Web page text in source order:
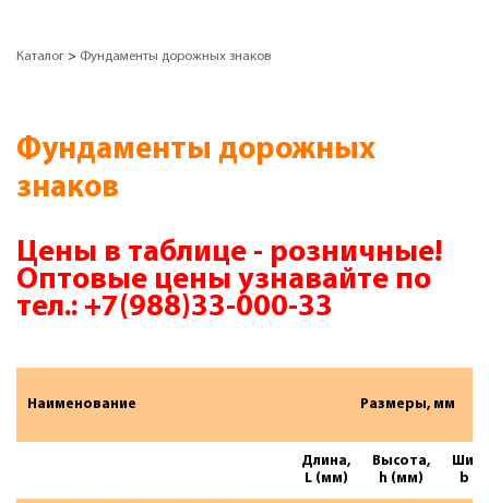
Каталог > Фундаменты дорожных знаков
Фундаменты дорожных
знаков
Цены в таблице - розничные!
Оптовые цены узнавайте по
тел.: +7(988)33-000-33
Наименование Размеры, мм
Длина,
L (мм)
Высота,
h (мм)
b